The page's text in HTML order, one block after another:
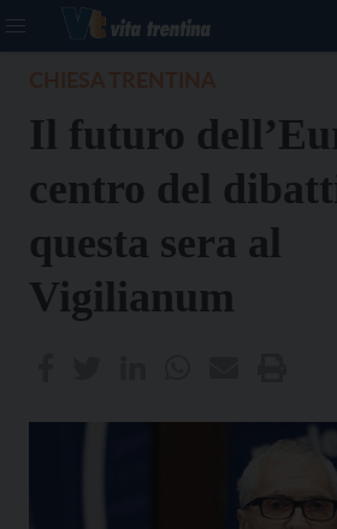
Il futuro
centro del
questa sera al
Vigilianum